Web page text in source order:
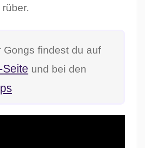
Gongs findest du auf
und bei den